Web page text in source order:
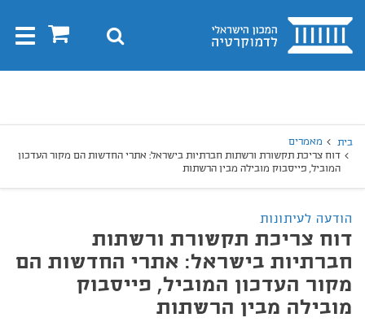
בית 0 חיפוש
בית
מאמרים
דוח צריכת תקשורת ורשתות חברתיות בישראל: אתרי החדשות הם מקור העדכון
המוביל, פייסבוק מובילה מבין הרשתות
הודעה לעיתונות
דוח צריכת תקשורת ורשתות
חברתיות בישראל: אתרי החדשות הם
מקור העדכון המוביל, פייסבוק
מובילה מבין הרשתות